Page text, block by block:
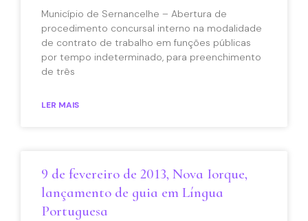
Município de Sernancelhe – Abertura de
procedimento concursal interno na modalidade
de contrato de trabalho em funções públicas
por tempo indeterminado, para preenchimento
de três
LER MAIS
9 de fevereiro de 2013, Nova Iorque,
lançamento de guia em Língua
Portuguesa